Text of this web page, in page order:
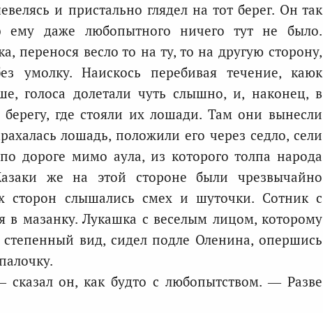
и пристально глядел на тот берег. Он так
ему даже любопытного ничего тут не было.
перенося весло то на ту, то на другую сторону,
умолку. Наискось перебивая течение, каюк
голоса долетали чуть слышно, и, наконец, в
где стояли их лошади. Там они вынесли
лошадь, положили его через седло, сели
дороге мимо аула, из которого толпа народа
же на этой стороне были чрезвычайно
сторон слышались смех и шуточки. Сотник с
в мазанку. Лукашка с веселым лицом, которому
вид, сидел подле Оленина, опершись
он, как будто с любопытством. — Разве